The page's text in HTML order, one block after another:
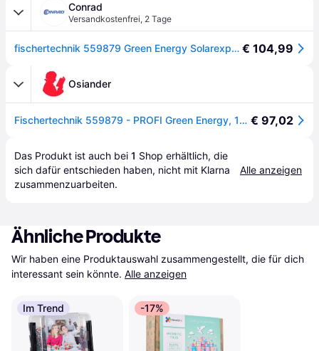
Conrad
Versandkostenfrei, 2 Tage
fischertechnik 559879 Green Energy Solarexperimentierkasten - [] € 104,99
Osiander
Fischertechnik 559879 - PROFI Green Energy, 14 Modelle, Solar-Konstruktionsbaukasten € 97,02
Das Produkt ist auch bei 1 Shop erhältlich, die
sich dafür entschieden haben, nicht mit Klarna
zusammenzuarbeiten.
Alle anzeigen
Ähnliche Produkte
Wir haben eine Produktauswahl zusammengestellt, die für dich
interessant sein könnte. Alle anzeigen
Im Trend -17%